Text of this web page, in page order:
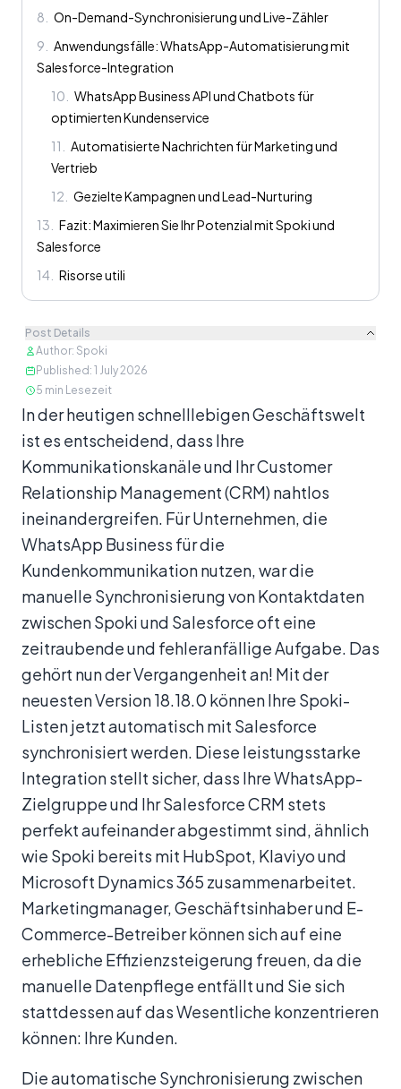
8
On-Demand-Synchronisierung und Live-Zähler
9
Anwendungsfälle: WhatsApp-Automatisierung mit
Salesforce-Integration
10
WhatsApp Business API und Chatbots für
optimierten Kundenservice
11
Automatisierte Nachrichten für Marketing und
Vertrieb
12
Gezielte Kampagnen und Lead-Nurturing
13
Fazit: Maximieren Sie Ihr Potenzial mit Spoki und
Salesforce
14
Risorse utili
Post Details
Author: Spoki
Published : 1 July 2026
5 min Lesezeit
Inhalt
In der heutigen schnelllebigen Geschäftswelt
ist es entscheidend, dass Ihre
Kommunikationskanäle und Ihr Customer
Relationship Management (CRM) nahtlos
ineinandergreifen. Für Unternehmen, die
WhatsApp Business für die
Kundenkommunikation nutzen, war die
manuelle Synchronisierung von Kontaktdaten
zwischen Spoki und Salesforce oft eine
zeitraubende und fehleranfällige Aufgabe. Das
gehört nun der Vergangenheit an! Mit der
neuesten Version 18.18.0 können Ihre Spoki-
Listen jetzt automatisch mit Salesforce
synchronisiert werden. Diese leistungsstarke
Integration stellt sicher, dass Ihre WhatsApp-
Zielgruppe und Ihr Salesforce CRM stets
perfekt aufeinander abgestimmt sind, ähnlich
wie Spoki bereits mit HubSpot, Klaviyo und
Microsoft Dynamics 365 zusammenarbeitet.
Marketingmanager, Geschäftsinhaber und E-
Commerce-Betreiber können sich auf eine
erhebliche Effizienzsteigerung freuen, da die
manuelle Datenpflege entfällt und Sie sich
stattdessen auf das Wesentliche konzentrieren
können: Ihre Kunden.
Die automatische Synchronisierung zwischen